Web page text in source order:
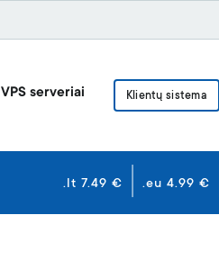
VPS serveriai Klientų sistema
.lt 7.49 € .eu 4.99 €